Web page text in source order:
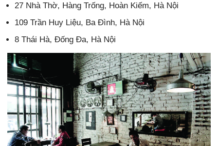
27 Nhà Thờ, Hàng Trống, Hoàn Kiếm, Hà Nội
109 Trần Huy Liệu, Ba Đình, Hà Nội
8 Thái Hà, Đống Đa, Hà Nội